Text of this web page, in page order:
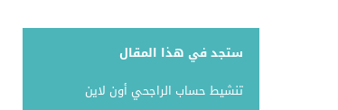
ستجد في هذا المقال
تنشيط حساب الراجحي أون لاين